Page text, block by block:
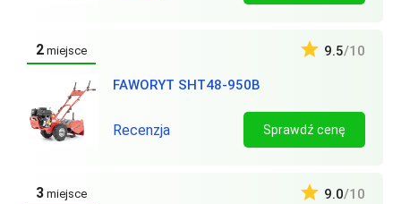
2 miejsce
FAWORYT SHT48-950B
9.5/10
Recenzja Sprawdź cenę
3 miejsce 9.0/10